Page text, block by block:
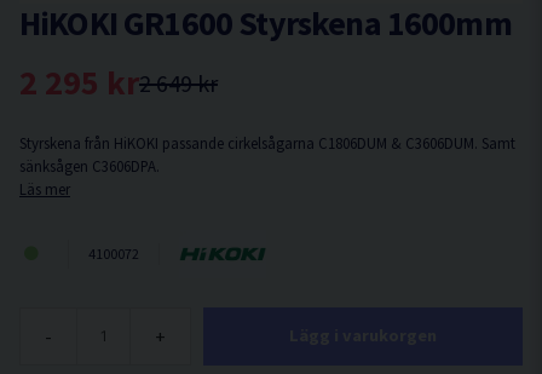
HiKOKI GR1600 Styrskena 1600mm
2 649 kr
2 295 kr
Styrskena från HiKOKI passande cirkelsågarna C1806DUM & C3606DUM. Samt
sänksågen C3606DPA.
Läs mer
4100072
- +